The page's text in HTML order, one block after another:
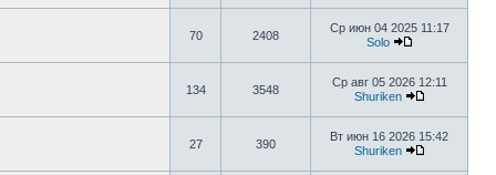
70 2408
Ср июн 04 2025 11:17
Solo
134 3548
Ср авг 05 2026 12:11
Shuriken
27 390
Вт июн 16 2026 15:42
Shuriken